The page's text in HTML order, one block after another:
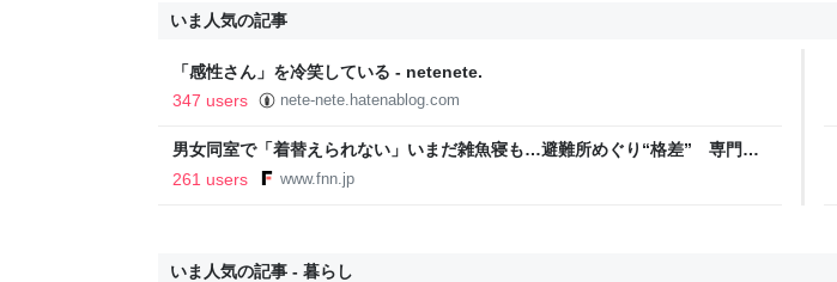
いま人気の記事
「感性さん」を冷笑している - netenete.
347 users
nete-nete.hatenablog.com
男女同室で「着替えられない」いまだ雑魚寝も…避難所めぐり“格差” 専門家
「標準化されていない」 令和8年熊本地震｜FNNプライムオンライン
261 users www.fnn.jp
いま人気の記事 - 暮らし